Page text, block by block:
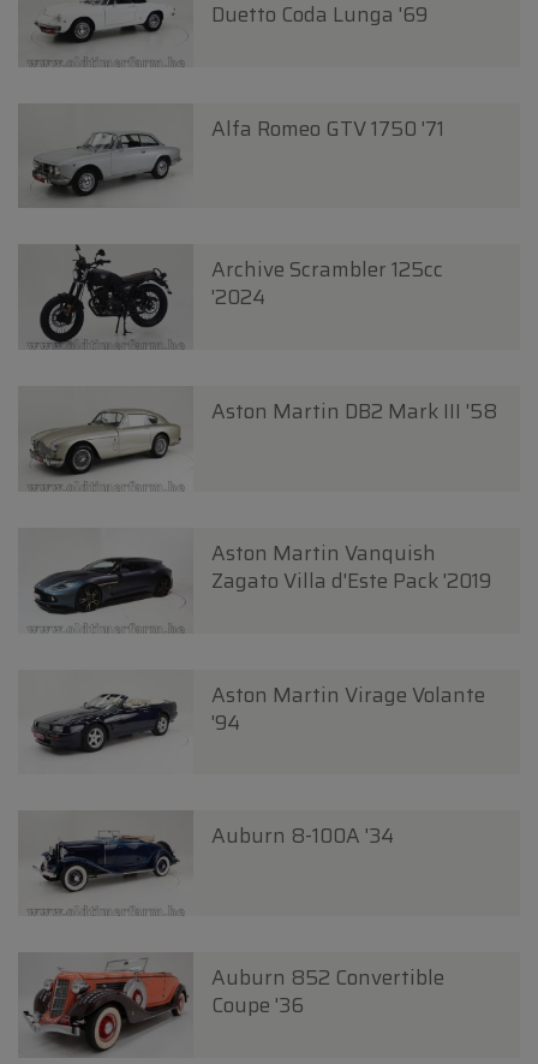
Duetto Coda Lunga '69
Alfa Romeo GTV 1750 '71
Archive Scrambler 125cc
'2024
Aston Martin DB2 Mark III '58
Aston Martin Vanquish
Zagato Villa d'Este Pack '2019
Aston Martin Virage Volante
'94
Auburn 8-100A '34
Auburn 852 Convertible
Coupe '36